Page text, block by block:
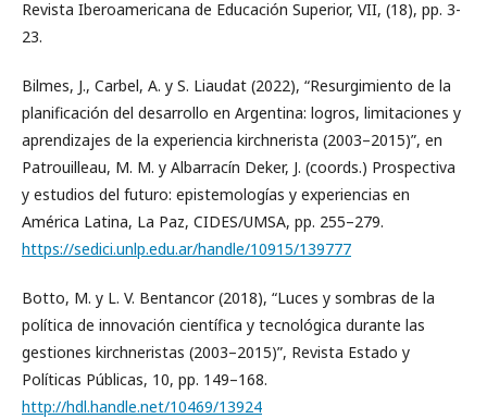
Revista Iberoamericana de Educación Superior, VII, (18), pp. 3-
23.
Bilmes, J., Carbel, A. y S. Liaudat (2022), “Resurgimiento de la
planificación del desarrollo en Argentina: logros, limitaciones y
aprendizajes de la experiencia kirchnerista (2003–2015)”, en
Patrouilleau, M. M. y Albarracín Deker, J. (coords.) Prospectiva
y estudios del futuro: epistemologías y experiencias en
América Latina, La Paz, CIDES/UMSA, pp. 255–279.
https://sedici.unlp.edu.ar/handle/10915/139777
Botto, M. y L. V. Bentancor (2018), “Luces y sombras de la
política de innovación científica y tecnológica durante las
gestiones kirchneristas (2003–2015)”, Revista Estado y
Políticas Públicas, 10, pp. 149–168.
http://hdl.handle.net/10469/13924